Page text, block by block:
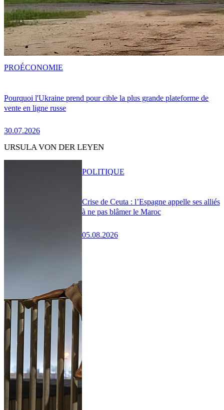
Pourquoi l'Ukraine prend pour cible la plus grande plateforme de
vente en ligne russe
30.07.2026
PROÉCONOMIE
URSULA VON DER LEYEN
Crise de Ceuta : l’Espagne appelle ses alliés
à ne pas blâmer le Maroc
05.08.2026
POLITIQUE